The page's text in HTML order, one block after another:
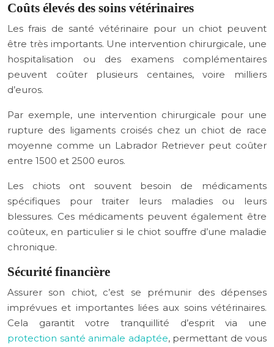
Coûts élevés des soins vétérinaires
Les frais de santé vétérinaire pour un chiot peuvent
être très importants. Une intervention chirurgicale, une
hospitalisation ou des examens complémentaires
peuvent coûter plusieurs centaines, voire milliers
d’euros.
Par exemple, une intervention chirurgicale pour une
rupture des ligaments croisés chez un chiot de race
moyenne comme un Labrador Retriever peut coûter
entre 1500 et 2500 euros.
Les chiots ont souvent besoin de médicaments
spécifiques pour traiter leurs maladies ou leurs
blessures. Ces médicaments peuvent également être
coûteux, en particulier si le chiot souffre d’une maladie
chronique.
Sécurité financière
Assurer son chiot, c’est se prémunir des dépenses
imprévues et importantes liées aux soins vétérinaires.
Cela garantit votre tranquillité d’esprit via une
protection santé animale adaptée, permettant de vous